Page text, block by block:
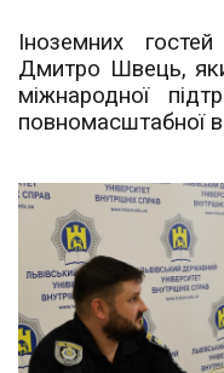
Іноземних
Дмитро Швець,
міжнародної
повномасштабної